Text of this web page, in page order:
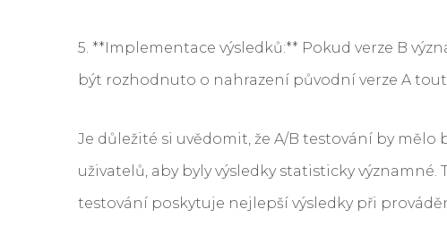
5. **Implementace výsledků:** Pokud verze B
být rozhodnuto o nahrazení původní verze A
Je důležité si uvědomit, že A/B testování by
uživatelů, aby byly výsledky statisticky
testování poskytuje nejlepší výsledky při